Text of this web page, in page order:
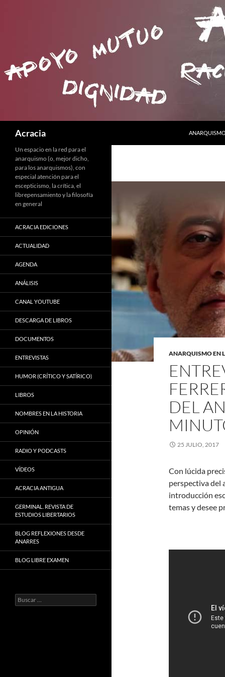
Acracia
ANARQUISMO EN
DEL
25 JULIO, 2017
Con lúcida
perspectiva del
introducción
temas y desee
Un espacio en la red para el
anarquismo (o, mejor dicho,
para los anarquismos), con
especial atención para el
escepticismo, la crítica, el
librepensamiento y la filosofía
en general
ACRACIA EDICIONES
ACTUALIDAD
AGENDA
ANÁLISIS
CANAL YOUTUBE
DESCARGA DE LIBROS
DOCUMENTOS
ENTREVISTAS
HUMOR (CRÍTICO Y SATÍRICO)
LIBROS
NOMBRES EN LA HISTORIA
OPINIÓN
RADIO Y PODCASTS
VÍDEOS
ACRACIA ANTIGUA
GERMINAL. REVISTA DE
ESTUDIOS LIBERTARIOS
BLOG REFLEXIONES DESDE
ANARRES
BLOG LIBRE EXAMEN
Buscar: